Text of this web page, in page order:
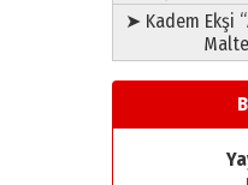
➤ Kadem Ekşi